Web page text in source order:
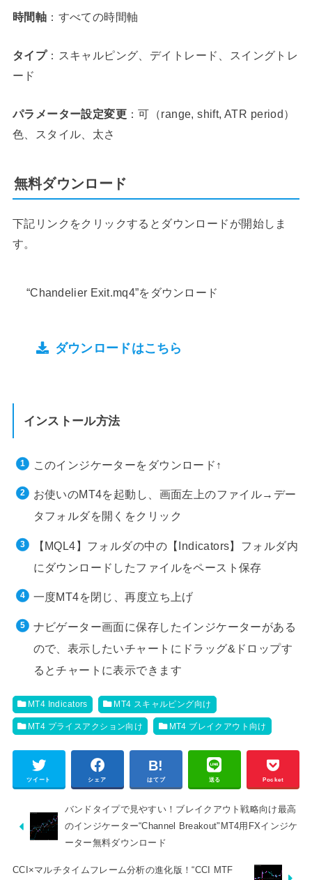
時間軸 ：すべての時間軸
タイプ：スキャルピング、デイトレード、スイングトレ
ード
パラメーター設定変更 ：可（range, shift, ATR period）
色、スタイル、太さ
無料ダウンロード
下記リンクをクリックするとダウンロードが開始しま
す。
“Chandelier Exit.mq4”をダウンロード
ダウンロードはこちら
インストール方法
このインジケーターをダウンロード↑
お使いのMT4を起動し、画面左上のファイル→デー
タフォルダを開くをクリック
【MQL4】フォルダの中の【Indicators】フォルダ内
にダウンロードしたファイルをペースト保存
一度MT4を閉じ、再度立ち上げ
ナビゲーター画面に保存したインジケーターがある
ので、表示したいチャートにドラッグ&ドロップす
るとチャートに表示できます
MT4 Indicators MT4 スキャルピング向け
MT4 プライスアクション向け MT4 ブレイクアウト向け
ツイート シェア はてブ 送る Pocket
バンドタイプで見やすい！ブレイクアウト戦略向け最高
のインジケーター“Channel Breakout"MT4用FXインジケ
ーター無料ダウンロード
CCI×マルチタイムフレーム分析の進化版！“CCI MTF